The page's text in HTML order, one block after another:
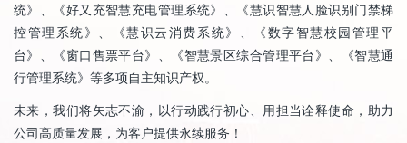
统》、《好又充智慧充电管理系统》、《慧识智慧人脸识别门禁梯
控管理系统》、《慧识云消费系统》、《数字智慧校园管理平
台》、《窗口售票平台》、《智慧景区综合管理平台》、《智慧通
行管理系统》等多项自主知识产权。
未来，我们将矢志不渝，以行动践行初心、用担当诠释使命，助力
公司高质量发展，为客户提供永续服务！